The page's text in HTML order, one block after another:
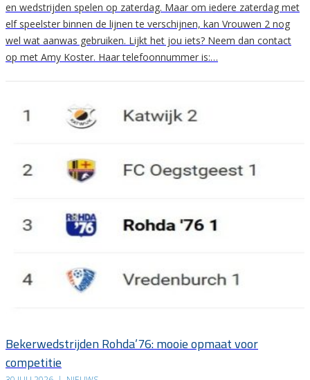
en wedstrijden spelen op zaterdag. Maar om iedere zaterdag met
elf speelster binnen de lijnen te verschijnen, kan Vrouwen 2 nog
wel wat aanwas gebruiken. Lijkt het jou iets? Neem dan contact
op met Amy Koster. Haar telefoonnummer is:…
Bekerwedstrijden Rohda’76: mooie opmaat voor
competitie